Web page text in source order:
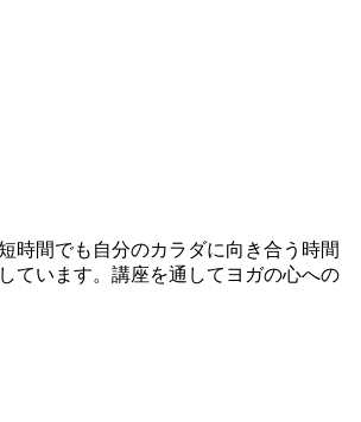
時間でも自分のカラダに向き合う時間
ています。講座を通してヨガの心への